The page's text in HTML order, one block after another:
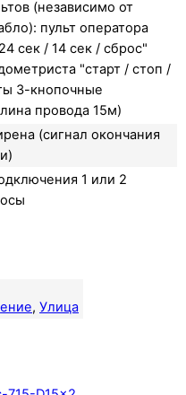
(независимо от
пульт оператора
сек / 14 сек / сброс"
"старт / стоп /
3-кнопочные
провода 15м)
(сигнал окончания
1 или 2
, Улица